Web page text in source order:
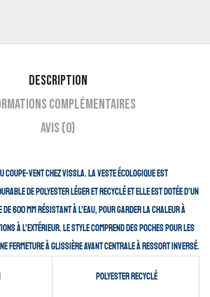
Description
complémentaires
Avis (0)
vent chez Vissla. La veste écologique est
de polyester léger et recyclé et elle est dotée d’un
de 600 mm résistant à l’eau, pour garder la chaleur à
à l’extérieur. Le style comprend des poches pour les
fermeture à glissière avant centrale à ressort inversé.
polyester recyclé